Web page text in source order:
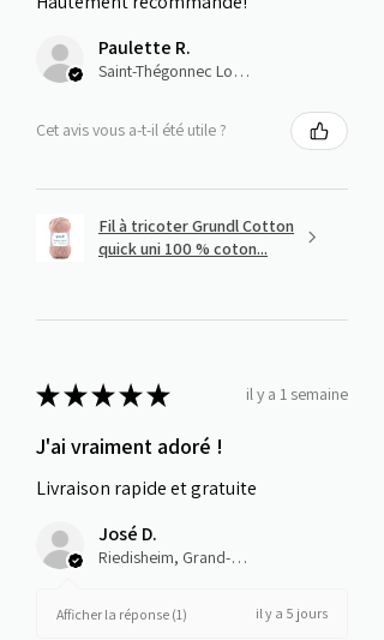
Paulette R.
Saint-Thégonnec Loc-Eguiner, E
Cet avis vous a-t-il été utile ?
Fil à tricoter Grundl Cotton
quick uni 100 % coton...
★★★★★ il y a 1 semaine
J'ai vraiment adoré !
Livraison rapide et gratuite
José D.
Riedisheim, Grand-Est
Afficher la réponse (1) il y a 5 jours